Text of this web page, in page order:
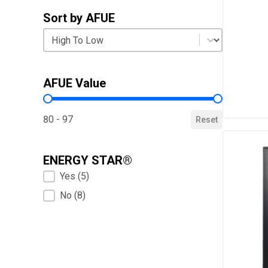
Sort by AFUE
Sort by AFUE
Sort by AFUE
AFUE Value
AFUE Value
80 - 97 Reset
ENERGY STAR®
ENERGY STAR®
Yes (5)
No (8)